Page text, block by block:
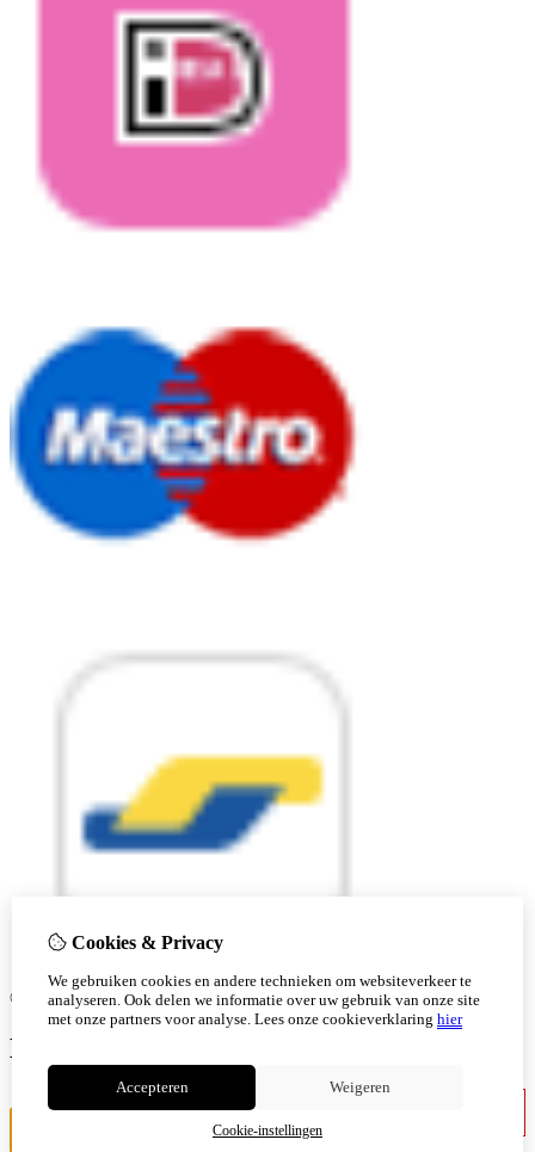
© Copyright 2026 |
Cookies & Privacy
We gebruiken cookies en andere technieken om websiteverkeer te
analyseren. Ook delen we informatie over uw gebruik van onze site
met onze partners voor analyse. Lees onze cookieverklaring hier
Accepteren Weigeren
Cookie-instellingen
Ben je 18 of ouder?